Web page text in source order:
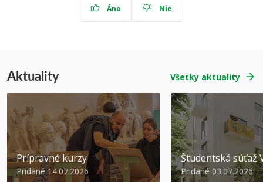
Áno Nie
Aktuality Všetky aktuality
Prípravné kurzy
Pridané 14.07.2026
Študentská súťaž
Pridané 03.07.2026